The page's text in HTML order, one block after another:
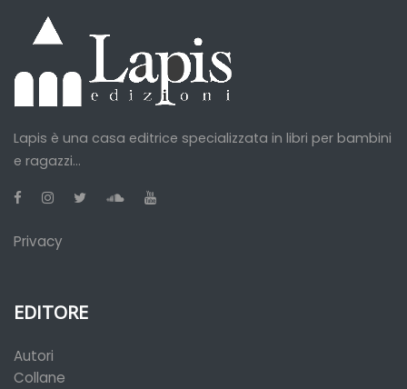
Lapis è una casa editrice specializzata in libri per bambini
e ragazzi...
Privacy
EDITORE
Autori
Collane